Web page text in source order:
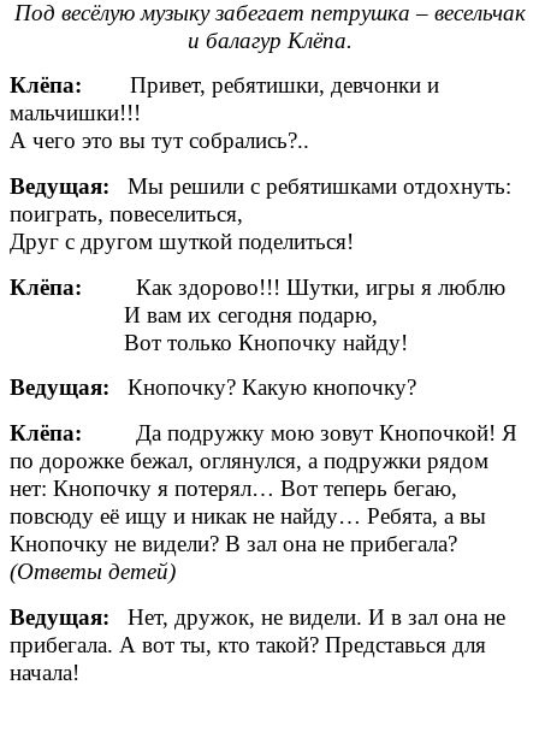
Под весёлую музыку забегает петрушка – весельчак
и балагур Клёпа.
Клёпа:
Привет, ребятишки, девчонки и
мальчишки!!!
А чего это вы тут собрались?..
Ведущая:
Мы решили с ребятишками отдохнуть:
поиграть, повеселиться,
Друг с другом шуткой поделиться!
Клёпа:
Как здорово!!! Шутки, игры я люблю
И вам их сегодня подарю,
Вот только Кнопочку найду!
Ведущая:
Кнопочку? Какую кнопочку?
Клёпа:
Да подружку мою зовут Кнопочкой! Я
по дорожке бежал, оглянулся, а подружки рядом
нет: Кнопочку я потерял… Вот теперь бегаю,
повсюду её ищу и никак не найду… Ребята, а вы
Кнопочку не видели? В зал она не прибегала?
(Ответы детей)
Ведущая:
Нет, дружок, не видели. И в зал она не
прибегала. А вот ты, кто такой? Представься для
начала!